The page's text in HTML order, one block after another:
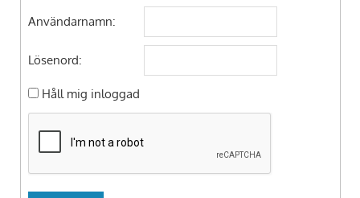
Användarnamn:
Lösenord:
Håll mig inloggad